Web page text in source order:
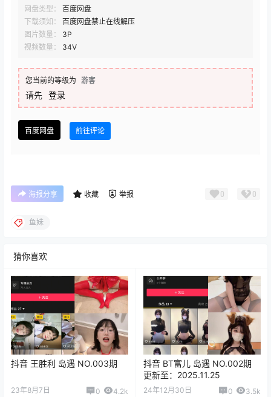
网盘类型：
百度网盘
下载须知：
百度网盘禁止在线解压
图片数量：
3P
视频数量：
34V
您当前的等级为 游客
请先 登录
百度网盘 前往评论
海报分享 收藏 举报 0 0
鱼妹
猜你喜欢
抖音 王胜利 岛遇 NO.003期
23年8月7日 0 4.2k
抖音 BT富儿 岛遇 NO.002期
更新至：2025.11.25
24年12月30日 0 3.5k